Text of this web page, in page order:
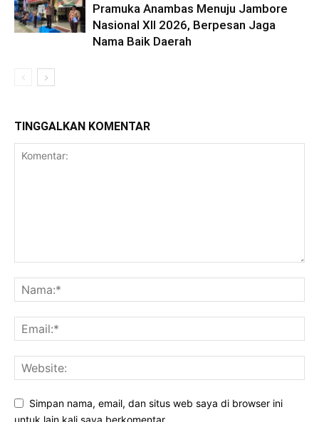
Pramuka Anambas Menuju Jambore
Nasional XII 2026, Berpesan Jaga
Nama Baik Daerah
TINGGALKAN KOMENTAR
Simpan nama, email, dan situs web saya di browser ini
untuk lain kali saya berkomentar.